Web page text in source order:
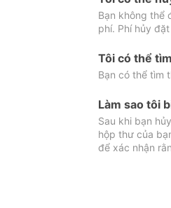
Bạn không thể
phí. Phí hủy
Tôi có thể
Bạn có thể tìm
Làm sao tôi
Sau khi bạn
hộp thư của
để xác nhận